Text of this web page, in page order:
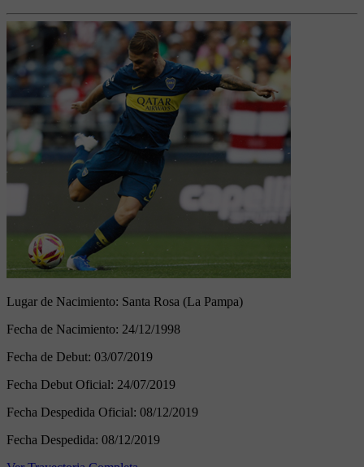
Lugar de Nacimiento: Santa Rosa (La Pampa)
Fecha de Nacimiento: 24/12/1998
Fecha de Debut: 03/07/2019
Fecha Debut Oficial: 24/07/2019
Fecha Despedida Oficial: 08/12/2019
Fecha Despedida: 08/12/2019